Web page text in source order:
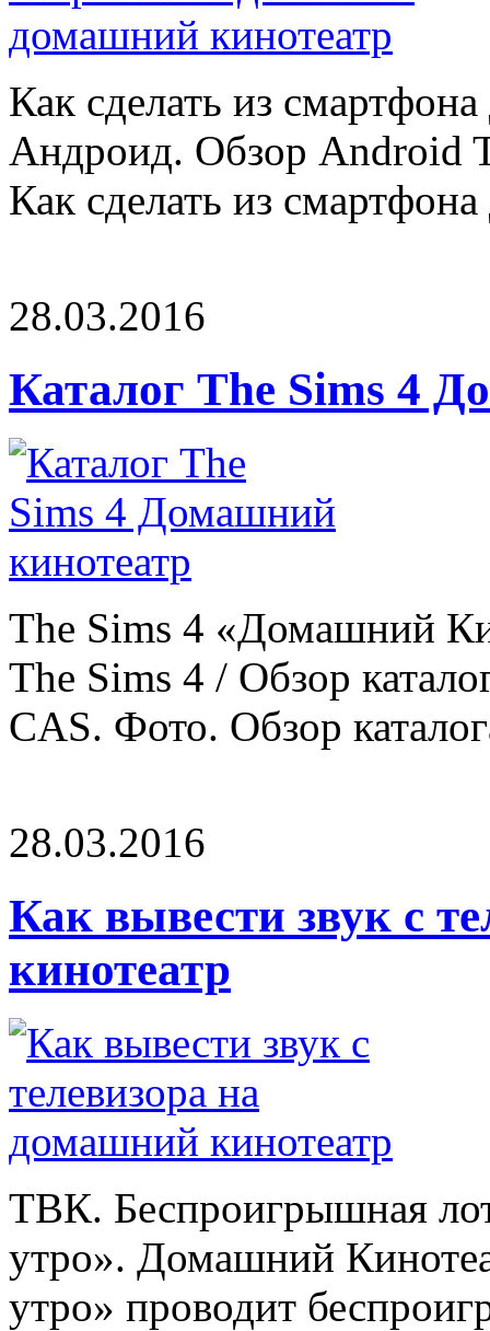
Как сделать из
Андроид. Обзор Android
Как сделать из
28.03.2016
Каталог The Sims 4
The Sims 4 «Домашний
The Sims 4 / Обзор
CAS. Фото. Обзор
28.03.2016
Как вывести звук с
кинотеатр
ТВК. Беспроигрышная
утро». Домашний
утро» проводит